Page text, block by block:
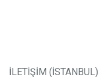
İLETİŞİM (İSTANBUL)